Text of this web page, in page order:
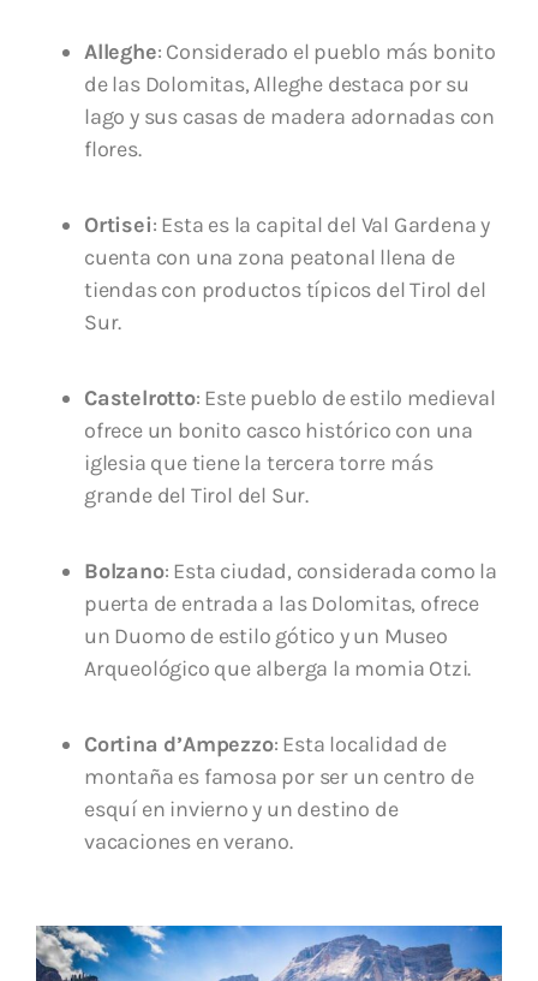
Alleghe: Considerado el pueblo más bonito
de las Dolomitas, Alleghe destaca por su
lago y sus casas de madera adornadas con
flores.
Ortisei: Esta es la capital del Val Gardena y
cuenta con una zona peatonal llena de
tiendas con productos típicos del Tirol del
Sur.
Castelrotto: Este pueblo de estilo medieval
ofrece un bonito casco histórico con una
iglesia que tiene la tercera torre más
grande del Tirol del Sur.
Bolzano: Esta ciudad, considerada como la
puerta de entrada a las Dolomitas, ofrece
un Duomo de estilo gótico y un Museo
Arqueológico que alberga la momia Otzi.
Cortina d’Ampezzo: Esta localidad de
montaña es famosa por ser un centro de
esquí en invierno y un destino de
vacaciones en verano.